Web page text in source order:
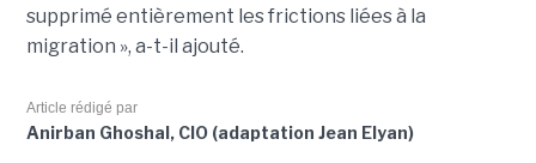
supprimé entièrement les frictions liées à la
migration », a-t-il ajouté.
Article rédigé par
Anirban Ghoshal, CIO (adaptation Jean Elyan)